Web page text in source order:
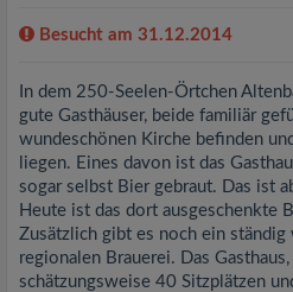
Besucht am 31.12.2014
In dem 250-Seelen-Örtchen
gute Gasthäuser, beide familiär
wundeschönen Kirche befinden
liegen. Eines davon ist das
sogar selbst Bier gebraut. Das ist
Heute ist das dort ausgeschenkte
Zusätzlich gibt es noch ein
regionalen Brauerei. Das
schätzungsweise 40 Sitzplätzen